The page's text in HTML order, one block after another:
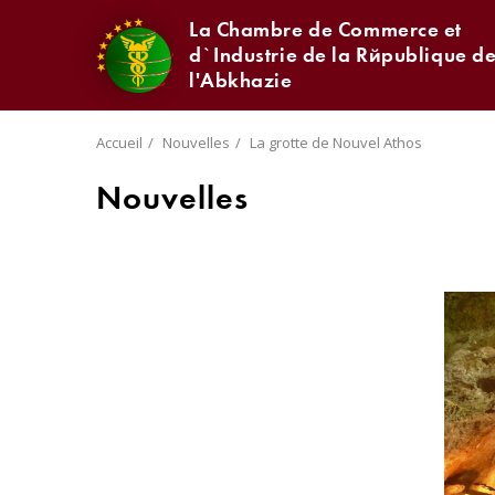
La Chambre de Commerce et
d`Industrie de la République
l'Abkhazie
Accueil Nouvelles La grotte de Nouvel Athos
Nouvelles